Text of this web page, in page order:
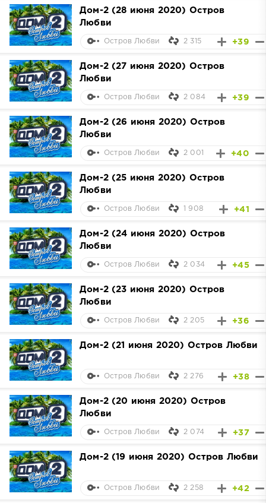
Дом-2 (28 июня 2020) Остров
Любви
+39
Остров Любви 2 315
Дом-2 (27 июня 2020) Остров
Любви
+39
Остров Любви 2 084
Дом-2 (26 июня 2020) Остров
Любви
+40
Остров Любви 2 001
Дом-2 (25 июня 2020) Остров
Любви
+41
Остров Любви 1 908
Дом-2 (24 июня 2020) Остров
Любви
+45
Остров Любви 2 034
Дом-2 (23 июня 2020) Остров
Любви
+36
Остров Любви 2 205
Дом-2 (21 июня 2020) Остров Любви
+38
Остров Любви 2 276
Дом-2 (20 июня 2020) Остров
Любви
+37
Остров Любви 2 074
Дом-2 (19 июня 2020) Остров Любви
+42
Остров Любви 2 258